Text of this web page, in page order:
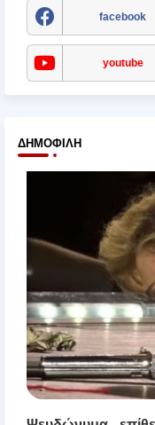
facebook
youtube
ΔΗΜΟΦΙΛΉ